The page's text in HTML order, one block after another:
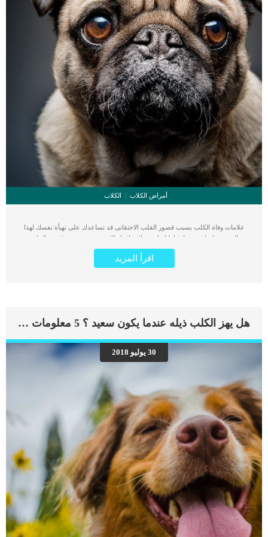
أمراض الكلاب الكلاب
علامات وفاة الكلب بسبب قصور القلب الاحتقانى قد تساعدك على تهيأة نفسك لهذا
الحدث, واتخاذ جميع احتياطتك انت وباقى افراد الاسرة. يعتبر مرض قصور القلب
الاحتقانى من اخطر الحالات المرضية التى يمكن ان يتعرض لها جميع الكائنات الحية بما فى
ذلك الكلاب والقطط. كما ان القلب يعتبر عضوا رئيسيا فى جسم الكلاب, واى قصور به
اقترب من مرحلة يحتافيها إلى رعاية المسنين أو قد تفكر في القتل الرحيم. يمكننا اختصار
النهاية. اهم علامات وفاة الكلاب بسبب قصور القلب الاحتقانى كما ذكرنا ستكون هذه
العلامات عبارة عن مراحل متدرجة الى المرحلة الاخيرة وهى الوفاة. _المرحلة الاولى,
تغييرات في القلب. _المرحلة الثانية,يعاني الكلب […]
اقرأ المزيد
هل يهز الكلب ذيله عندما يكون سعيد ؟ 5 معلومات خاطئة عن الكلاب
30 يوليو 2018